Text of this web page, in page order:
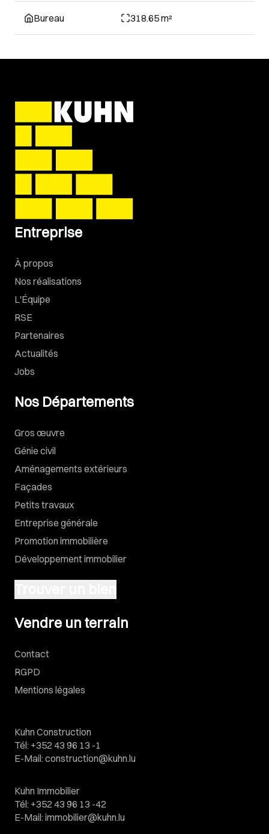
Bureau 318.65 m²
Entreprise
À propos
Nos réalisations
L'Équipe
RSE
Partenaires
Actualités
Jobs
Nos Départements
Gros œuvre
Génie civil
Aménagements extérieurs
Façades
Petits travaux
Entreprise générale
Promotion immobilière
Développement immobilier
Vendre un terrain
Contact
RGPD
Mentions légales
Kuhn Construction
Tél: +352 43 96 13 -1
E-Mail: construction@kuhn.lu
Kuhn Immobilier
Tél: +352 43 96 13 -42
E-Mail: immobilier@kuhn.lu